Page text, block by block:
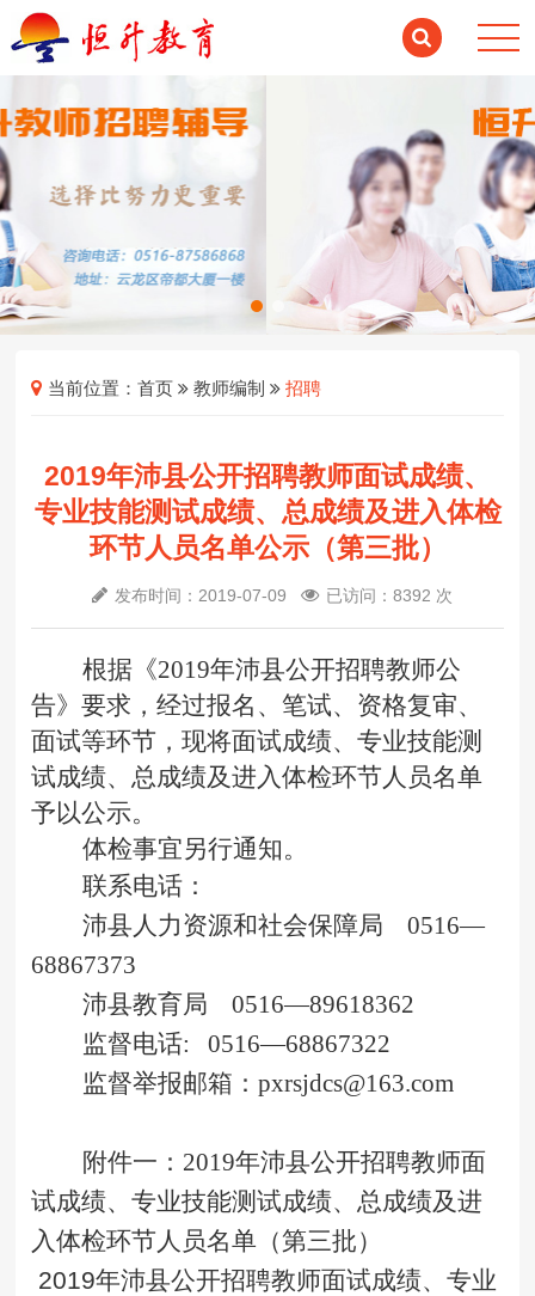
当前位置：首页 教师编制 招聘
2019年沛县公开招聘教师面试成绩、
专业技能测试成绩、总成绩及进入体检
环节人员名单公示（第三批）
发布时间：2019-07-09 已访问：8392 次
根据《2019年沛县公开招聘教师公
告》要求，经过报名、笔试、资格复审、
面试等环节，现将面试成绩、专业技能测
试成绩、总成绩及进入体检环节人员名单
予以公示。
体检事宜另行通知。
联系电话：
沛县人力资源和社会保障局 0516—
68867373
沛县教育局 0516—89618362
监督电话: 0516—68867322
监督举报邮箱： pxrsjdcs@163.com
附件一： 2019年沛县公开招聘教师面
试成绩、专业技能测试成绩、总成绩及进
入体检环节人员名单（第三批）
2019年沛县公开招聘教师面试成绩、专业